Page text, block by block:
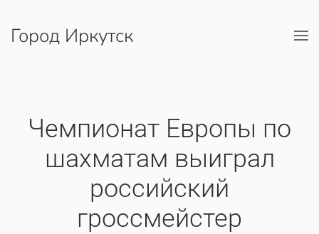
Перейти к содержимому
Город Иркутск
Чемпионат Европы по
шахматам выиграл
российский
гроссмейстер